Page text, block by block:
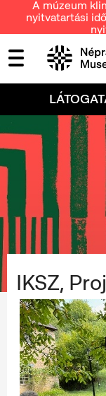
A múzeum
nyitvatartási
IKSZ,